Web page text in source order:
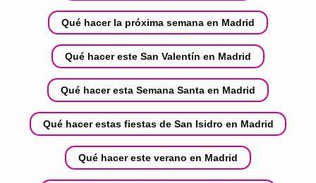
Qué hacer la próxima semana en Madrid
Qué hacer este San Valentín en Madrid
Qué hacer esta Semana Santa en Madrid
Qué hacer estas fiestas de San Isidro en Madrid
Qué hacer este verano en Madrid